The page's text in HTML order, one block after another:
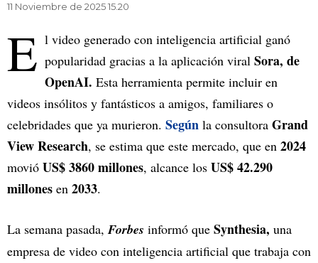
11 Noviembre de 2025 15.20
E l video generado con inteligencia artificial ganó
popularidad gracias a la aplicación viral Sora, de
OpenAI. Esta herramienta permite incluir en
videos insólitos y fantásticos a amigos, familiares o
celebridades que ya murieron. Según la consultora Grand
View Research, se estima que este mercado, que en 2024
movió US$ 3860 millones, alcance los US$ 42.290
millones en 2033.
La semana pasada,Forbes informó que Synthesia, una
empresa de video con inteligencia artificial que trabaja con